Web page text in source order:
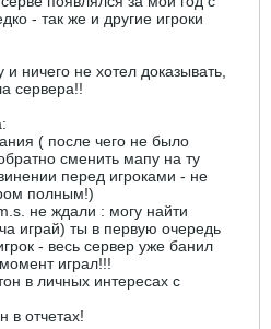
- так же и другие игроки
ничего не хотел доказывать,
сервера!!
( после чего не было
сменить мапу на ту
перед игроками - не
полным!)
не ждали : могу найти
играй) ты в первую очередь
- весь сервер уже банил
играл!!!
в личных интересах с
в отчетах!